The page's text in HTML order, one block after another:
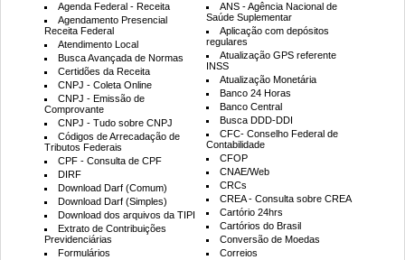
Agenda Federal - Receita
Agendamento Presencial
Receita Federal
Atendimento Local
Busca Avançada de Normas
Certidões da Receita
CNPJ - Coleta Online
CNPJ - Emissão de
Comprovante
CNPJ - Tudo sobre CNPJ
Códigos de Arrecadação de
Tributos Federais
CPF - Consulta de CPF
DIRF
Download Darf (Comum)
Download Darf (Simples)
Download dos arquivos da TIPI
Extrato de Contribuições
Previdenciárias
Formulários
ANS - Agência Nacional de
Saúde Suplementar
Aplicação com depósitos
regulares
Atualização GPS referente
INSS
Atualização Monetária
Banco 24 Horas
Banco Central
Busca DDD-DDI
CFC- Conselho Federal de
Contabilidade
CFOP
CNAE/Web
CRCs
CREA - Consulta sobre CREA
Cartório 24hrs
Cartórios do Brasil
Conversão de Moedas
Correios